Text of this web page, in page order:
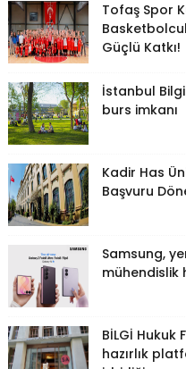
Tofaş Spor
Güçlü Katkı!
İstanbul Bilgi
burs imkanı
Kadir Has
Başvuru
Samsung,
mühendislik
BİLGİ Hukuk
hazırlık